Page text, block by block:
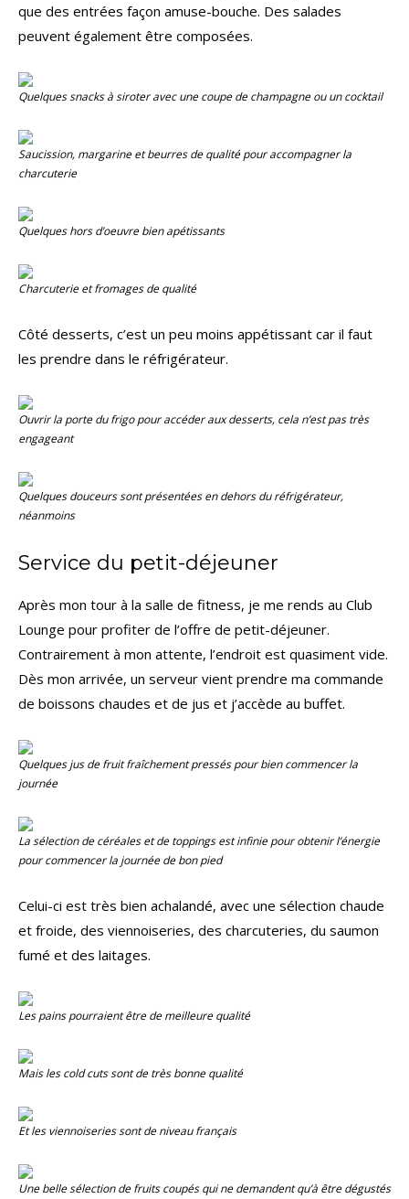
que des entrées façon amuse-bouche. Des salades
peuvent également être composées.
Quelques snacks à siroter avec une coupe de champagne ou un cocktail
Saucission, margarine et beurres de qualité pour accompagner la
charcuterie
Quelques hors d’oeuvre bien apétissants
Charcuterie et fromages de qualité
Côté desserts, c’est un peu moins appétissant car il faut
les prendre dans le réfrigérateur.
Ouvrir la porte du frigo pour accéder aux desserts, cela n’est pas très
engageant
Quelques douceurs sont présentées en dehors du réfrigérateur,
néanmoins
Service du petit-déjeuner
Après mon tour à la salle de fitness, je me rends au Club
Lounge pour profiter de l’offre de petit-déjeuner.
Contrairement à mon attente, l’endroit est quasiment vide.
Dès mon arrivée, un serveur vient prendre ma commande
de boissons chaudes et de jus et j’accède au buffet.
Quelques jus de fruit fraîchement pressés pour bien commencer la
journée
La sélection de céréales et de toppings est infinie pour obtenir l’énergie
pour commencer la journée de bon pied
Celui-ci est très bien achalandé, avec une sélection chaude
et froide, des viennoiseries, des charcuteries, du saumon
fumé et des laitages.
Les pains pourraient être de meilleure qualité
Mais lescold cutssont de très bonne qualité
Et les viennoiseries sont de niveau français
Une belle sélection de fruits coupés qui ne demandent qu’à être dégustés